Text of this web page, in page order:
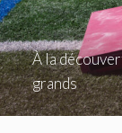
À la
grands